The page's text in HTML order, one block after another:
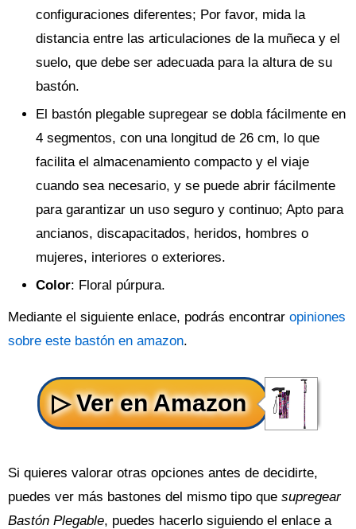
configuraciones diferentes; Por favor, mida la
distancia entre las articulaciones de la muñeca y el
suelo, que debe ser adecuada para la altura de su
bastón.
El bastón plegable supregear se dobla fácilmente en
4 segmentos, con una longitud de 26 cm, lo que
facilita el almacenamiento compacto y el viaje
cuando sea necesario, y se puede abrir fácilmente
para garantizar un uso seguro y continuo; Apto para
ancianos, discapacitados, heridos, hombres o
mujeres, interiores o exteriores.
Color: Floral púrpura.
Mediante el siguiente enlace, podrás encontrar opiniones
sobre este bastón en amazon.
Si quieres valorar otras opciones antes de decidirte,
puedes ver más bastones del mismo tipo que supregear
Bastón Plegable, puedes hacerlo siguiendo el enlace a